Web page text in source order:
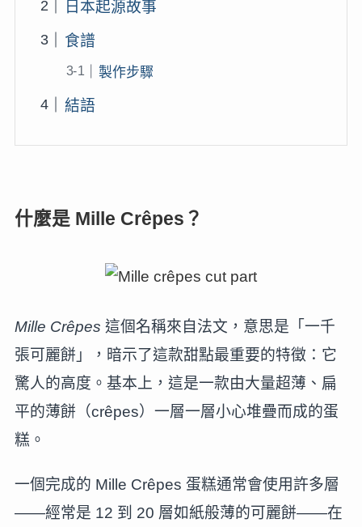
日本起源故事
食譜
製作步驟
結語
什麼是 Mille Crêpes？
Mille Crêpes 這個名稱來自法文，意思是「一千
張可麗餅」，暗示了這款甜點最重要的特徵：它
驚人的高度。基本上，這是一款由大量超薄、扁
平的薄餅（crêpes）一層一層小心堆疊而成的蛋
糕。
一個完成的 Mille Crêpes 蛋糕通常會使用許多層
——經常是 12 到 20 層如紙般薄的可麗餅——在